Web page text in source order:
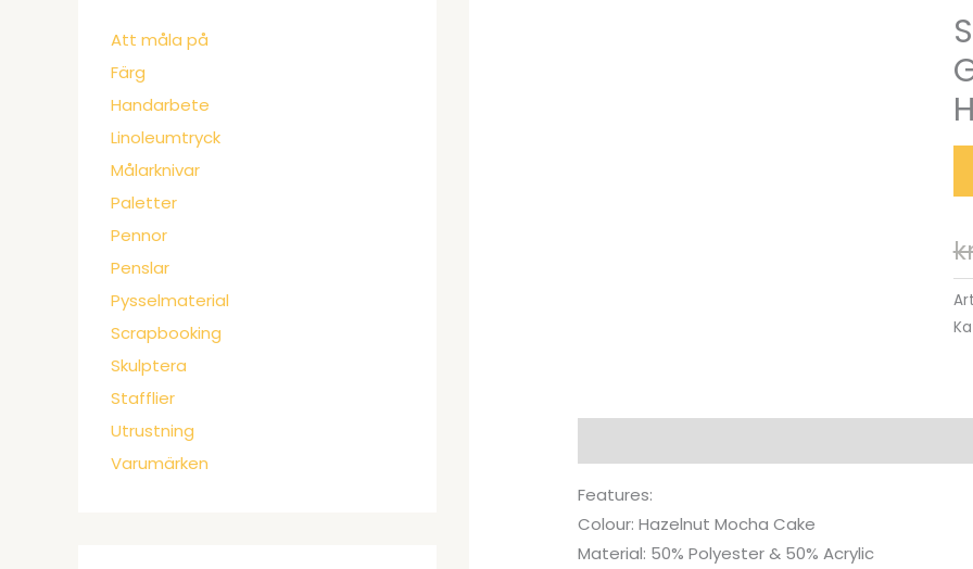
Att måla på
Färg
Handarbete
Linoleumtryck
Målarknivar
Paletter
Pennor
Penslar
Pysselmaterial
Scrapbooking
Skulptera
Stafflier
Utrustning
Varumärken
Features:
Colour: Hazelnut Mocha Cake
Material: 50% Polyester & 50% Acrylic